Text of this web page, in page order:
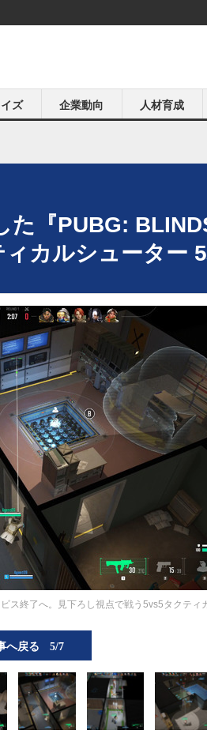
ズ 企業動向 人材育成
た『PUBG:
カルシューター
ス終了へ。見下ろし視点で戦う5vs5タクティ
へ戻る 5/7